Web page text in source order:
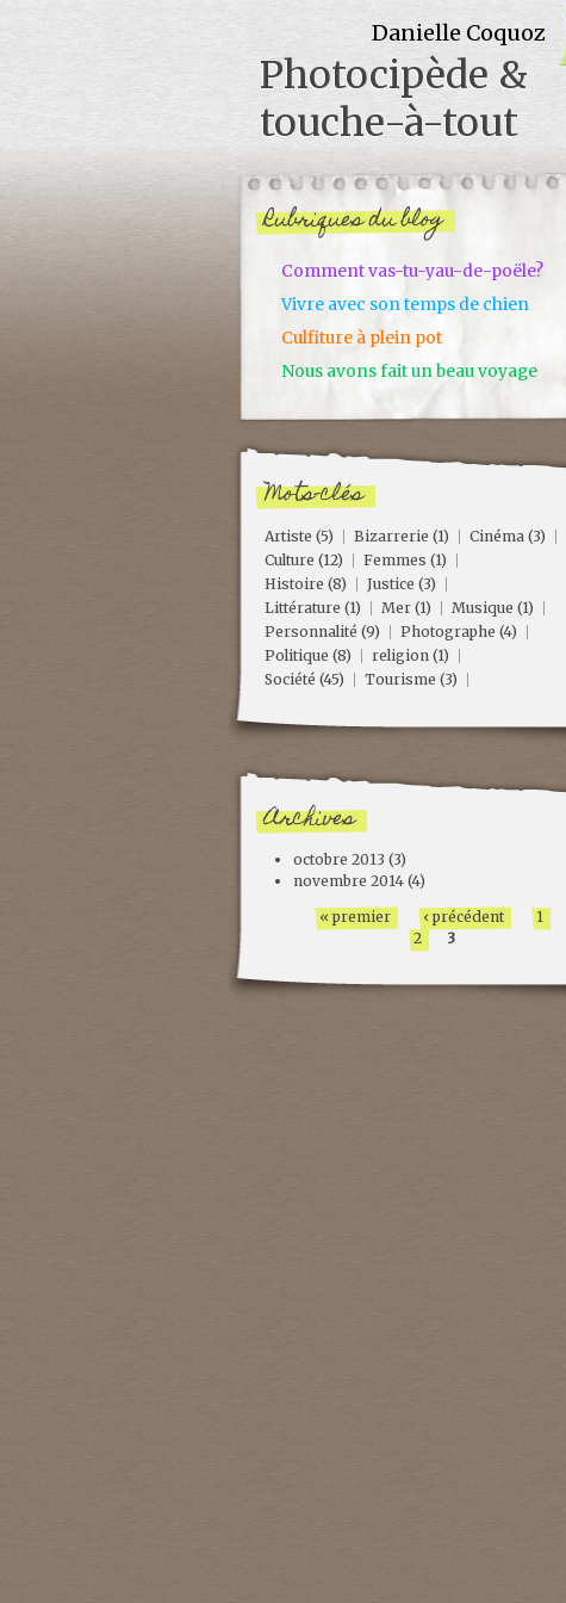
Danielle Coquoz
Photocipède &
touche-à-tout
Rubriques du blog
Comment vas-tu-yau-de-poële?
Vivre avec son temps de chien
Culfiture à plein pot
Nous avons fait un beau voyage
Mots-clés
Artiste (5) Bizarrerie (1) Cinéma (3)
Culture (12) Femmes (1)
Histoire (8) Justice (3)
Littérature (1) Mer (1) Musique (1)
Personnalité (9) Photographe (4)
Politique (8) religion (1)
Société (45) Tourisme (3)
Archives
octobre 2013 (3)
novembre 2014 (4)
« premier
‹ précédent
1
2
3